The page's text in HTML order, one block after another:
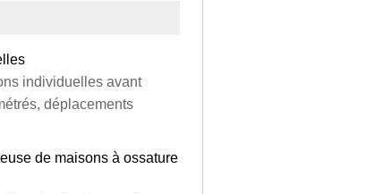
individuelles avant
déplacements
de maisons à ossature